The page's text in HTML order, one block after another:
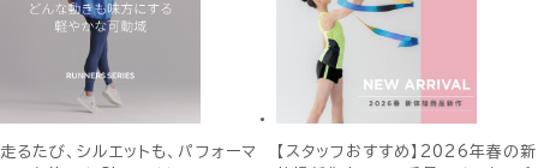
走るたび、シルエットも、パフォーマ
【スタッフおすすめ】2026年春の新